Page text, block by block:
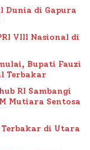
Dunia di Gapura
VIII Nasional di
Bupati Fauzi
Terbakar
RI Sambangi
Mutiara Sentosa
Terbakar di Utara